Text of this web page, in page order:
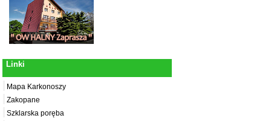
Linki
Mapa Karkonoszy
Zakopane
Szklarska poręba